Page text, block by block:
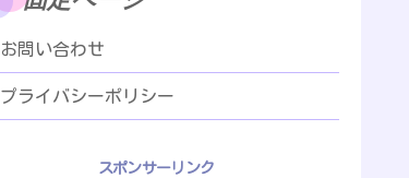
お問い合わせ
プライバシーポリシー
スポンサーリンク